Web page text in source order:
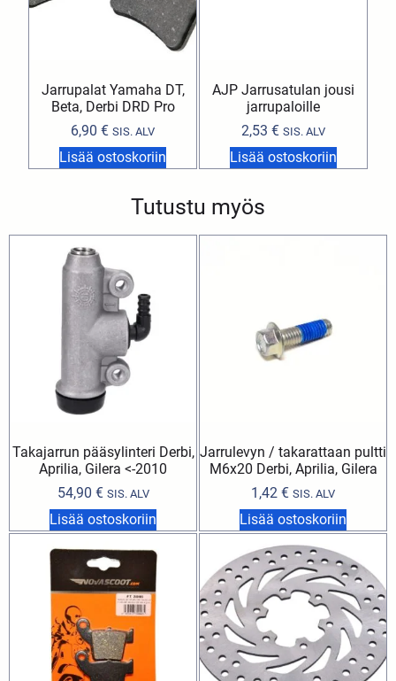
Jarrupalat Yamaha DT,
Beta, Derbi DRD Pro
6,90€ SIS. ALV
Lisää ostoskoriin
AJP Jarrusatulan jousi
jarrupaloille
2,53 € SIS. ALV
Lisää ostoskoriin
Tutustu myös
Takajarrun pääsylinteri Derbi,
Aprilia, Gilera <-2010
54,90 € SIS. ALV
Lisää ostoskoriin
Jarrulevyn / takarattaan pultti
M6x20 Derbi, Aprilia, Gilera
1,42 € SIS. ALV
Lisää ostoskoriin